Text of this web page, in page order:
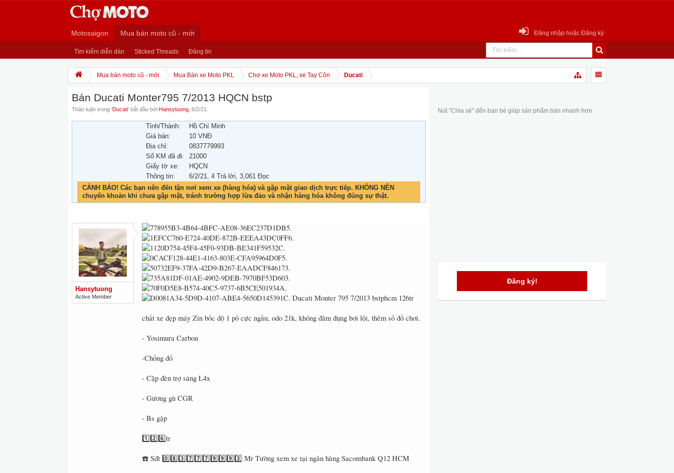
Motosaigon Mua bán moto cũ - mới
Tìm kiếm diễn đàn Sticked Threads Đăng tin
Đăng nhập hoặc Đăng ký
Mua bán moto cũ - mới Mua Bán xe Moto PKL Chợ xe Moto PKL, xe Tay Côn Ducati
Bán Ducati Monter795 7/2013 HQCN bstp
Thảo luận trong 'Ducati' bắt đầu bởi Hansytuong 6/2/21
Tỉnh/Thành:
Hồ Chí Minh
Giá bán:
10 VNĐ
Địa chỉ:
0837779993
Số KM đã đi:
21000
Giấy tờ xe:
HQCN
Thông tin:
6/2/21, 4 Trả lời, 3,061 Đọc
CẢNH BÁO! Các bạn nên đến tận nơi xem xe (hàng hóa) và gặp mặt giao dịch trực tiếp. KHÔNG NÊN
chuyển khoản khi chưa gặp mặt, tránh trường hợp lừa đảo và nhận hàng hóa không đúng sự thật.
Hansytuong
Active Member Ducati Monter 795 7/2013 bstphcm 126tr
chất xe đẹp máy Zin bốc độ 1 pô cực ngầu, odo 21k, không đâm đụng bơi lội, thêm số đồ chơi.
- Yosimura Carbon
-Chống đổ
- Cặp đèn trợ sáng L4x
- Gương gù CGR
- Bs gập
1️⃣2️⃣6️⃣tr
☎️ Sđt 0️⃣8️⃣3️⃣7️⃣7️⃣7️⃣9️⃣9️⃣9️⃣3️⃣ Mr Tường xem xe tại ngân hàng Sacombank Q12 HCM
Nút "Chia sẻ" đến bạn bè giúp sản phẩm bán nhanh hơn
Đăng ký!